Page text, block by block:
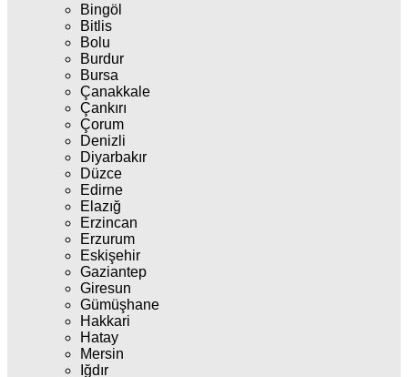
Bingöl
Bitlis
Bolu
Burdur
Bursa
Çanakkale
Çankırı
Çorum
Denizli
Diyarbakır
Düzce
Edirne
Elazığ
Erzincan
Erzurum
Eskişehir
Gaziantep
Giresun
Gümüşhane
Hakkari
Hatay
Mersin
Iğdır